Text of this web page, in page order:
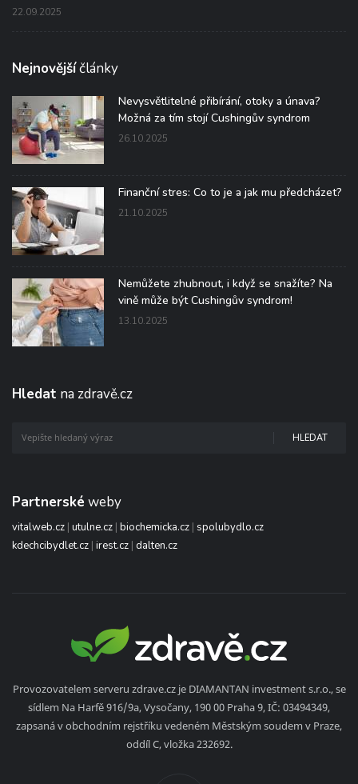
22.09.2025
Nejnovějšíčlánky
Nevysvětlitelné přibírání, otoky a únava?
Možná za tím stojí Cushingův syndrom
26.10.2025
Finanční stres: Co to je a jak mu předcházet?
21.10.2025
Nemůžete zhubnout, i když se snažíte? Na
vině může být Cushingův syndrom!
13.10.2025
Hledat na zdravě.cz
HLEDAT
Partnerské weby
vitalweb.cz | utulne.cz | biochemicka.cz | spolubydlo.cz
kdechcibydlet.cz | irest.cz | dalten.cz
Provozovatelem serveru zdrave.cz je DIAMANTAN investment s.r.o., se
sídlem Na Harfě 916/9a, Vysočany, 190 00 Praha 9, IČ: 03494349,
zapsaná v obchodním rejstříku vedeném Městským soudem v Praze,
oddíl C, vložka 232692.